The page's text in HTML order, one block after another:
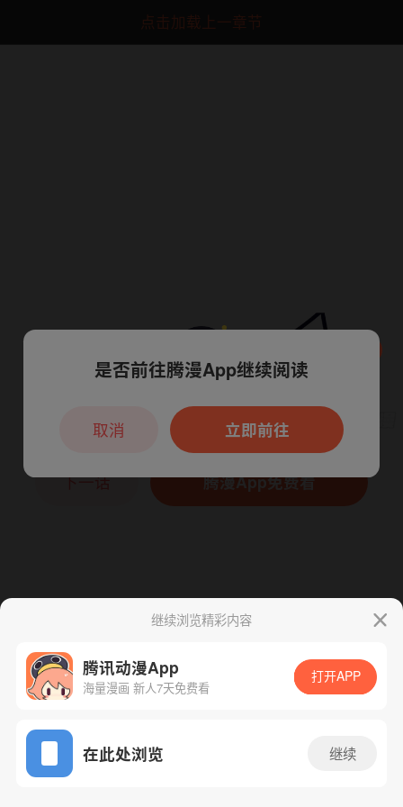
点击加载上一章节
App免费看
下一话 腾漫App免费看
继续浏览精彩内容
腾讯动漫App
海量漫画 新人7天免费看
打开APP
在此处浏览 继续
本章节仅支持App阅读，可打开App新用
户7天免费看
是否前往腾漫App继续阅读
立即前往
取消